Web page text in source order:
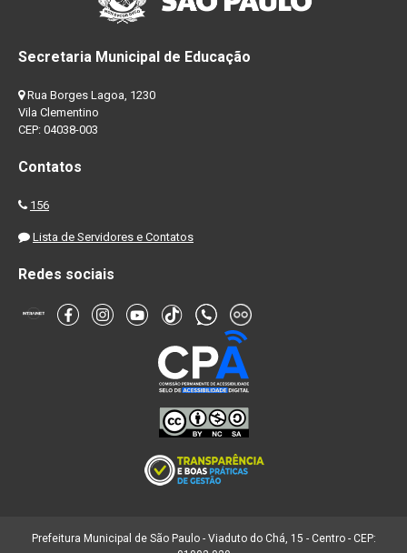
Secretaria Municipal de Educação
Rua Borges Lagoa, 1230
Vila Clementino
CEP: 04038-003
Contatos
156
Lista de Servidores e Contatos
Redes sociais
Prefeitura Municipal de São Paulo - Viaduto do Chá, 15 - Centro - CEP: